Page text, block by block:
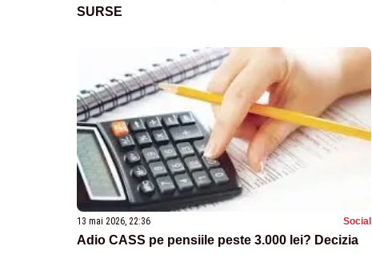
SURSE
13 mai 2026, 22:36 Social
Adio CASS pe pensiile peste 3.000 lei? Decizia